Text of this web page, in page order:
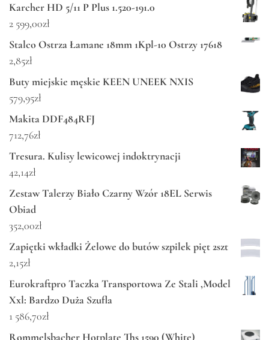
Karcher HD 5/11 P Plus 1.520-191.0
2 599,00zł
Stalco Ostrza Łamane 18mm 1Kpl-10 Ostrzy 17618
2,85zł
Buty miejskie męskie KEEN UNEEK NXIS
579,95zł
Makita DDF484RFJ
712,76zł
Tresura. Kulisy lewicowej indoktrynacji
42,14zł
Zestaw Talerzy Biało Czarny Wzór 18EL Serwis
Obiad
352,00zł
Zapiętki wkładki Żelowe do butów szpilek pięt 2szt
2,15zł
Eurokraftpro Taczka Transportowa Ze Stali ,Model
Xxl: Bardzo Duża Szufla
1 586,70zł
Rommelsbacher Hotplate Ths 1590 (White)